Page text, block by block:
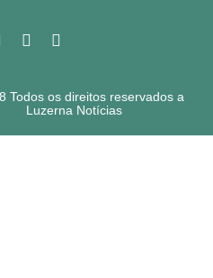
Todos os direitos reservados a
Luzerna Notícias